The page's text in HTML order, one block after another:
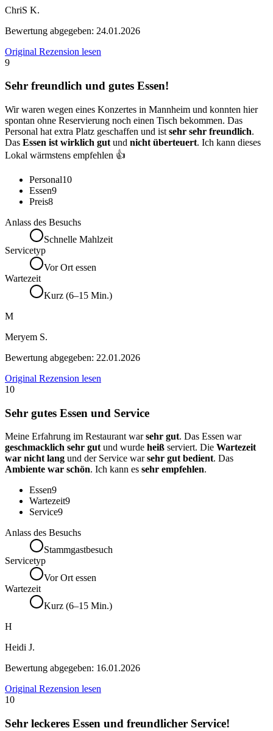
ChriS K.
Bewertung abgegeben: 24.01.2026
Original Rezension lesen
9
Sehr freundlich und gutes Essen!
Wir waren wegen eines Konzertes in Mannheim und konnten hier
spontan ohne Reservierung noch einen Tisch bekommen. Das
Personal hat extra Platz geschaffen und ist sehr sehr freundlich.
Das Essen ist wirklich gut und nicht überteuert. Ich kann dieses
Lokal wärmstens empfehlen 👍
Personal10
Essen9
Preis8
Anlass des Besuchs
Schnelle Mahlzeit
Servicetyp
Vor Ort essen
Wartezeit
Kurz (6–15 Min.)
M
Meryem S.
Bewertung abgegeben: 22.01.2026
Original Rezension lesen
10
Sehr gutes Essen und Service
Meine Erfahrung im Restaurant warsehr gut. Das Essen war
geschmacklich sehr gutund wurde heiß serviert. Die Wartezeit
war nicht lang und der Service warsehr gut bedient. Das
Ambiente war schön. Ich kann es sehr empfehlen.
Essen9
Wartezeit9
Service9
Anlass des Besuchs
Stammgastbesuch
Servicetyp
Vor Ort essen
Wartezeit
Kurz (6–15 Min.)
H
Heidi J.
Bewertung abgegeben: 16.01.2026
Original Rezension lesen
10
Sehr leckeres Essen und freundlicher Service!